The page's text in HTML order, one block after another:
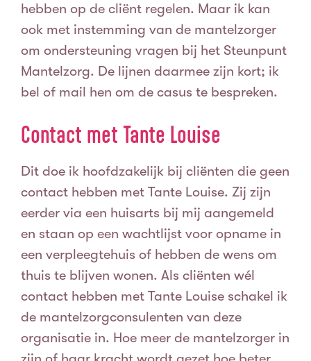
hebben op de cliënt regelen. Maar ik kan
ook met instemming van de mantelzorger
om ondersteuning vragen bij het Steunpunt
Mantelzorg. De lijnen daarmee zijn kort; ik
bel of mail hen om de casus te bespreken.
Contact met Tante Louise
Dit doe ik hoofdzakelijk bij cliënten die geen
contact hebben met Tante Louise. Zij zijn
eerder via een huisarts bij mij aangemeld
en staan op een wachtlijst voor opname in
een verpleegtehuis of hebben de wens om
thuis te blijven wonen. Als cliënten wél
contact hebben met Tante Louise schakel ik
de mantelzorgconsulenten van deze
organisatie in. Hoe meer de mantelzorger in